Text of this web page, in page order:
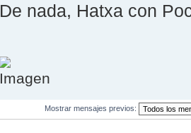
De nada, Hatxa con
Mostrar mensajes previos: